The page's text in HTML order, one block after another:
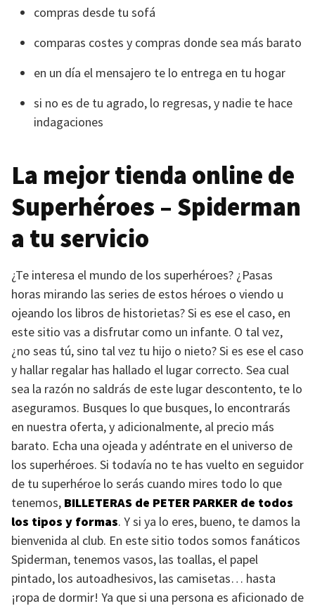
compras desde tu sofá
comparas costes y compras donde sea más barato
en un día el mensajero te lo entrega en tu hogar
si no es de tu agrado, lo regresas, y nadie te hace
indagaciones
La mejor tienda online de
Superhéroes – Spiderman
a tu servicio
¿Te interesa el mundo de los superhéroes? ¿Pasas
horas mirando las series de estos héroes o viendo u
ojeando los libros de historietas? Si es ese el caso, en
este sitio vas a disfrutar como un infante. O tal vez,
¿no seas tú, sino tal vez tu hijo o nieto? Si es ese el caso
y hallar regalar has hallado el lugar correcto. Sea cual
sea la razón no saldrás de este lugar descontento, te lo
aseguramos. Busques lo que busques, lo encontrarás
en nuestra oferta, y adicionalmente, al precio más
barato. Echa una ojeada y adéntrate en el universo de
los superhéroes. Si todavía no te has vuelto en seguidor
de tu superhéroe lo serás cuando mires todo lo que
tenemos, BILLETERAS de PETER PARKER de todos
los tipos y formas. Y si ya lo eres, bueno, te damos la
bienvenida al club. En este sitio todos somos fanáticos
Spiderman, tenemos vasos, las toallas, el papel
pintado, los autoadhesivos, las camisetas… hasta
¡ropa de dormir! Ya que si una persona es aficionado de